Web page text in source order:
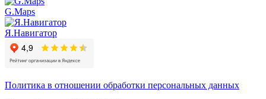
G.Maps
Я.Навигатор
Политика в отношении обработки персональных данных